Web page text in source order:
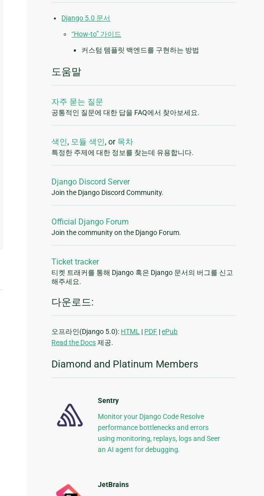
Django 5.0 문서
“How-to” 가이드
커스텀 템플릿 백엔드를 구현하는 방법
도움말
자주 묻는 질문
공통적인 질문에 대한 답을 FAQ에서 찾아보세요.
색인, 모듈 색인, or 목차
특정한 주제에 대한 정보를 찾는데 유용합니다.
Django Discord Server
Join the Django Discord Community.
Official Django Forum
Join the community on the Django Forum.
Ticket tracker
티켓 트래커를 통해 Django 혹은 Django 문서의 버그를 신고
해주세요.
다운로드:
오프라인(Django 5.0): HTML | PDF |ePub
Read the Docs제공.
Diamond and Platinum Members
Sentry
Monitor your Django Code Resolve
performance bottlenecks and errors
using monitoring, replays, logs and Seer
an AI agent for debugging.
JetBrains